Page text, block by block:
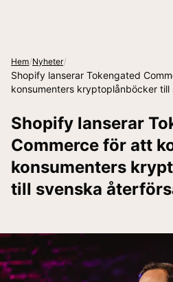
Hem/Nyheter/
Shopify lanserar Tokengated
konsumenters kryptoplånböcker till
Shopify lanserar
Commerce för att
konsumenters
till svenska